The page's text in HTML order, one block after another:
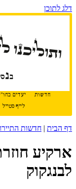
דלג לתוכן
ותוליכנו
בנ
חדשות יעדים
לייף סטייל
דף הבית | חדשות
ארקיע
לבנגקוק